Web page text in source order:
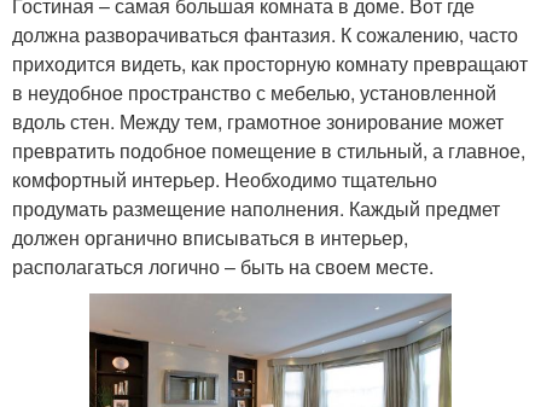
должна разворачиваться фантазия. К сожалению, часто
приходится видеть, как просторную комнату превращают
в неудобное пространство с мебелью, установленной
вдоль стен. Между тем, грамотное зонирование может
превратить подобное помещение в стильный, а главное,
комфортный интерьер. Необходимо тщательно
продумать размещение наполнения. Каждый предмет
должен органично вписываться в интерьер,
располагаться логично – быть на своем месте.